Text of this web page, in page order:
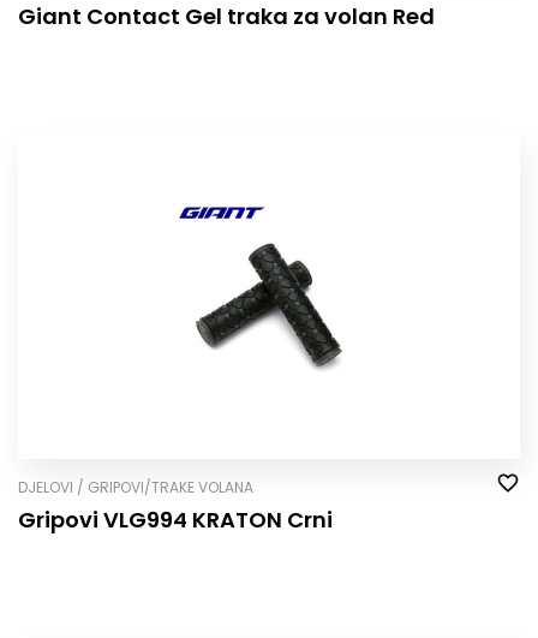
Giant Contact Gel traka za volan Red
DJELOVI / GRIPOVI/TRAKE VOLANA
Gripovi VLG994 KRATON Crni